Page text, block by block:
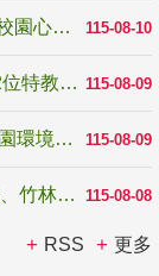
115-08-10
教育部鼓勵大專校院推動「社會情緒學習與校園心理健康促進計畫」 培育校園「心」韌性
115-08-09
青年百億海外圓夢基金計畫「無礙征途」 12位特教與弱勢青年勇闖西班牙 跨越感官限制見證生命蛻變
115-08-09
國教署補助22縣市積極推動「改善無障礙校園環境計畫」 打造友善、安全、無礙學習空間
115-08-08
青年壯遊點精選夏夜限定避暑提案 漫天蝠影、竹林尋蛙、茶香夜觀 邀青年暮色出發
RSS 更多